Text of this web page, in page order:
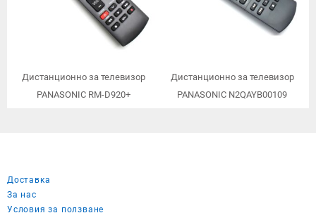
Дистанционно за телевизор
PANASONIC RM-D920+
Дистанционно за телевизор
PANASONIC N2QAYB00109
Доставка
За нас
Условия за ползване